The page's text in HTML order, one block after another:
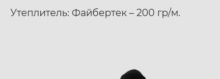
Утеплитель: Файбертек – 200 гр/м.